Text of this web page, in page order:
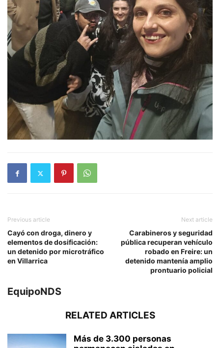
Previous article
Cayó con droga, dinero y
elementos de dosificación:
un detenido por microtráfico
en Villarrica
Next article
Carabineros y seguridad
pública recuperan vehículo
robado en Freire: un
detenido mantenía amplio
prontuario policial
EquipoNDS
RELATED ARTICLES
Más de 3.300 personas